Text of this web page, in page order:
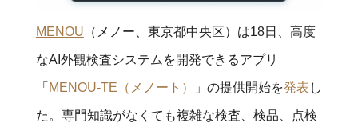
MENOU （メノー、東京都中央区）は18日、高度
なAI外観検査システムを開発できるアプリ
「 MENOU-TE（メノート） 」の提供開始を発表 し
た。専門知識がなくても複雑な検査、検品、点検